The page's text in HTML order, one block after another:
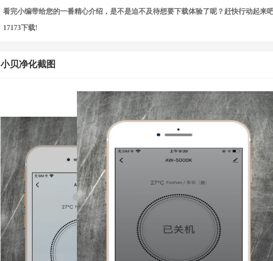
看完小编带给您的一番精心介绍，是不是迫不及待想要下载体验了呢？赶快行动起来
17173下载!
小贝净化截图